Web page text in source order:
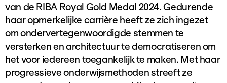
van de RIBA Royal Gold Medal 2024. Gedurende
haar opmerkelijke carrière heeft ze zich ingezet
om ondervertegenwoordigde stemmen te
versterken en architectuur te democratiseren om
het voor iedereen toegankelijk te maken. Met haar
progressieve onderwijsmethoden streeft ze